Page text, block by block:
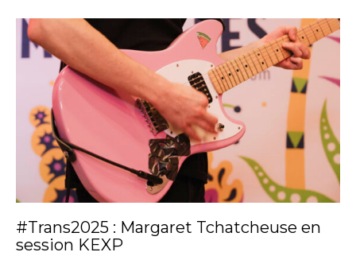
#Trans2025 : Margaret Tchatcheuse en
session KEXP